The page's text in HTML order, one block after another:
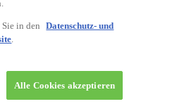
in den
Datenschutz- und
.
Alle Cookies akzeptieren